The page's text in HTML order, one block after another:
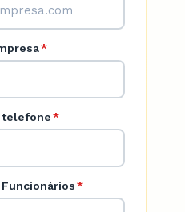
*
telefone*
*